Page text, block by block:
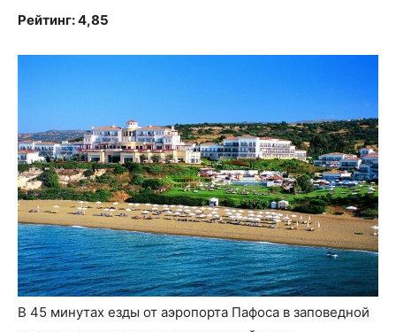
Рейтинг: 4,85
В 45 минутах езды от аэропорта Пафоса в заповедной